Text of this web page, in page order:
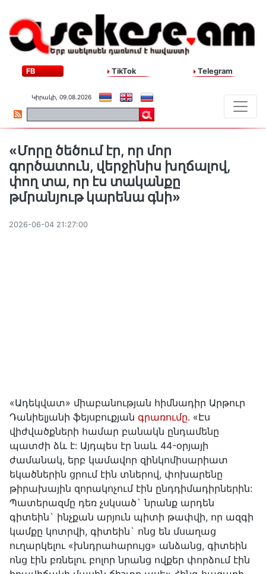
FB TikTok Telegram
Կիրակի, 09.08.2026
«Մորը ծեծում էր, որ մոր
գործատուն, վերջինիս խղճալով,
փող տա, որ էս տականքը
թմրանյութ կարենա գնի»
2026-06-04 21:27:00
«Ադեկվատ» միաբանության հիմնադիր Արթուր
Դանիելյանի ֆեյսբուքյան գրառումը․ «Էս
վիժվածքների համար բանակն ընդամենը
պատժի ձև է: Այդպես էր նաև 44-օրյայի
ժամանակ, երբ կամավոր զինկոմիսարիատ
եկածներին ցրում էին տներով, փոխարենը
թիրախային զորակոչում էին ընդդիմադիրներին:
Պատերազմը դեռ չսկսած` նրանք արդեն
գիտեին` ինչքան արյուն պիտի թափվի, որ ազգի
կամքը կոտրվի, գիտեին` ոնց են մսաղաց
ուղարկելու «խնդրահարույց» անձանց, գիտեին
ոնց էին բռնելու բոլոր նրանց ովքեր փորձում էին